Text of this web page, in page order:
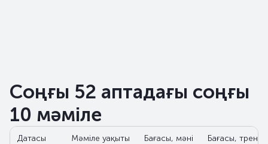
Соңғы 52 аптадағы соңғы
10 мәміле
Датасы Мәміле уақыты Бағасы, мәні Бағасы, тренд,